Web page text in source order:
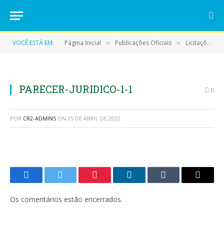
VOCÊ ESTÁ EM: Página Inicial » Publicações Oficiais » Licitações
PARECER-JURIDICO-1-1 0
POR CR2-ADMIN5 ON 25 DE ABRIL DE 2022
FacebookTwitter Pinterest LinkedInTumblr
E-
Os comentários estão encerrados.